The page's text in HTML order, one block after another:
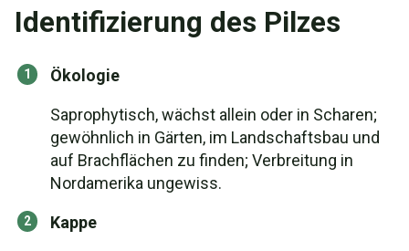
Identifizierung des Pilzes
Ökologie
Saprophytisch, wächst allein oder in Scharen;
gewöhnlich in Gärten, im Landschaftsbau und
auf Brachflächen zu finden; Verbreitung in
Nordamerika ungewiss.
Kappe